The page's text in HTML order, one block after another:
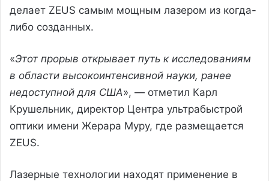
делает ZEUS самым мощным лазером из когда-
либо созданных.
«Этот прорыв открывает путь к исследованиям
в области высокоинтенсивной науки, ранее
недоступной для США», — отметил Карл
Крушельник, директор Центра ультрабыстрой
оптики имени Жерара Муру, где размещается
ZEUS.
Лазерные технологии находят применение в